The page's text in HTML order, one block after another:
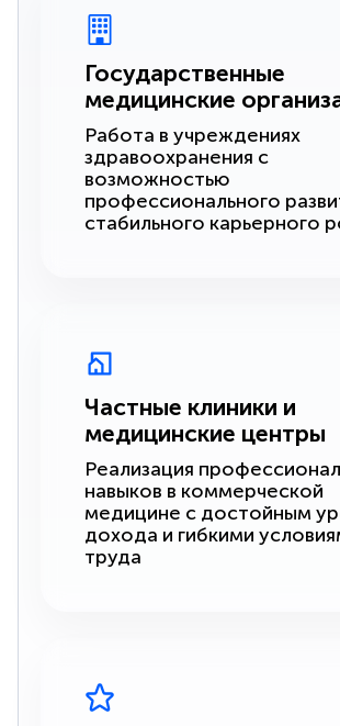
Государственные
медицинские
Работа в учреждениях
здравоохранения с
возможностью
профессионального
стабильного карьерного
Частные клиники и
медицинские центры
Реализация
навыков в коммерческой
медицине с достойным
дохода и гибкими
труда